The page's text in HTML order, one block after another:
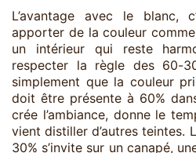
L’avantage avec le blanc,
apporter de la couleur
un intérieur qui reste
respecter la règle des 60-
simplement que la couleur
doit être présente à 60%
crée l’ambiance, donne le
vient distiller d’autres teintes.
30% s’invite sur un canapé,